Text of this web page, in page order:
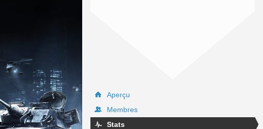
Aperçu
Membres
Stats